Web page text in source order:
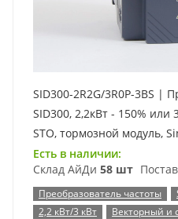
SID300-2R2G/3R0P-3BS |
SID300, 2,2кВт - 150% или
STO, тормозной модуль,
Есть в наличии:
Склад АйДи 58 шт
Преобразователь частоты
2,2 кВт/3 кВт
Векторный и